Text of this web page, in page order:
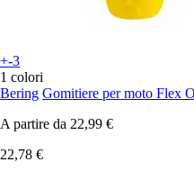
+-3
1 colori
Bering Gomitiere per moto Flex
A partire da 22,99 €
22,78 €